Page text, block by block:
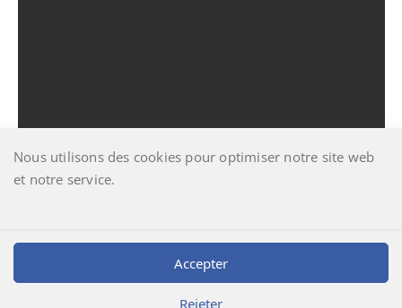
Nous utilisons des cookies pour optimiser notre site web
et notre service.
Accepter
Rejeter
Télécharger [385.50 KB]